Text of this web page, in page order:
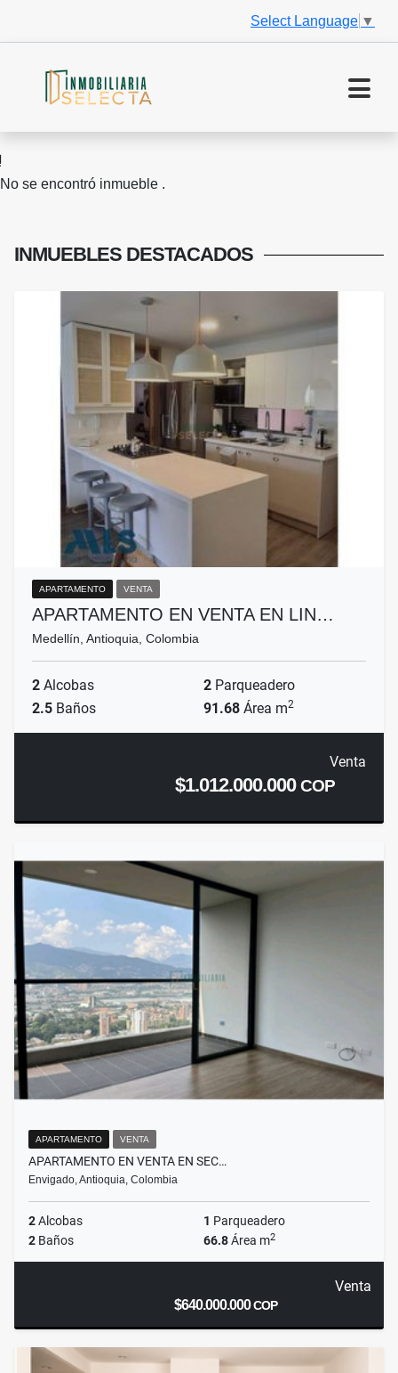
Select Language ▼
No se encontró inmueble .
INMUEBLES DESTACADOS
APARTAMENTO VENTA
APARTAMENTO EN VENTA EN LIN…
Medellín, Antioquia, Colombia
2 Alcobas 2 Parqueadero
2.5 Baños 91.68 Área m2
Venta
$1.012.000.000COP
APARTAMENTO VENTA
APARTAMENTO EN VENTA EN SEC…
Envigado, Antioquia, Colombia
2Alcobas 1 Parqueadero
2 Baños 66.8Área m2
Venta
$640.000.000COP